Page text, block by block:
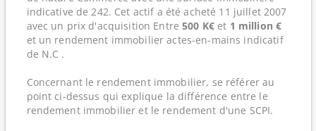
indicative de 242. Cet actif a été acheté 11 juillet 2007
avec un prix d'acquisition Entre500 K€et 1 million €
et un rendement immobilier actes-en-mains indicatif
de N.C .
Concernant le rendement immobilier, se référer au
point ci-dessus qui explique la différence entre le
rendement immobilier et le rendement d'une SCPI.